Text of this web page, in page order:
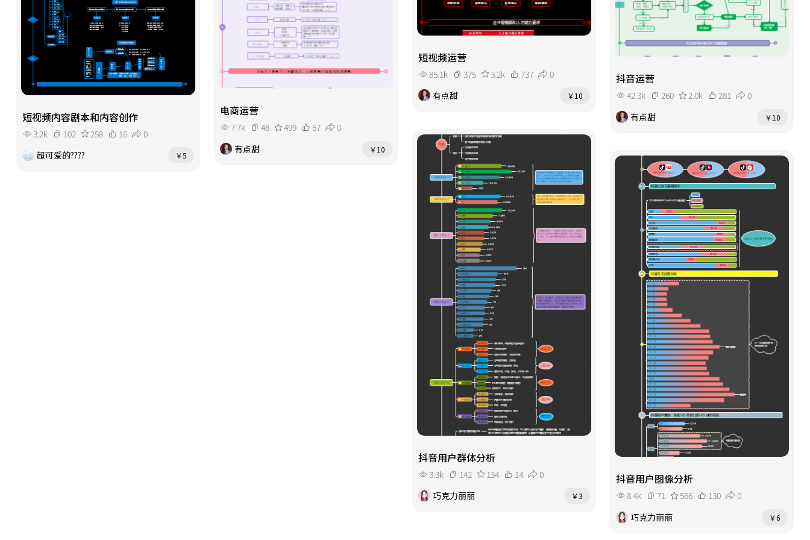
短视频运营
85.1k 375 3.2k 737
0
有点甜
￥10
抖音运营
42.3k 260 2.0k 281
0
有点甜
￥10
电商运营
7.7k 48 499 57
0
有点甜
￥10
短视频内容剧本和内容创作
3.2k 102 258 16
0
超可爱的????
￥5
抖音用户群体分析
3.3k 142 134 14
0
巧克力丽丽
￥3
抖音用户图像分析
8.4k 71 566 130
0
巧克力丽丽
￥6